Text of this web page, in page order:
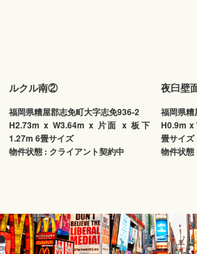
ルクル南②
福岡県糟屋郡志免町大字志免936-2
H2.73m x W3.64m x 片面 x 板下
1.27m 6畳サイズ
物件状態 : クライアント契約中
夜臼壁
福岡県
H0.9m x
畳サイズ
物件状